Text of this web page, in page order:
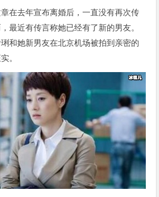
在去年宣布离婚后，一直没有再次传
最近有传言称她已经有了新的男友。
和她新男友在北京机场被拍到亲密的
。